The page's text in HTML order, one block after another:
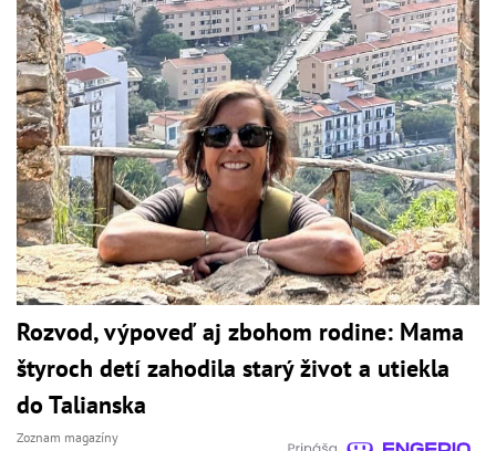
Rozvod, výpoveď aj zbohom rodine: Mama
štyroch detí zahodila starý život a utiekla
do Talianska
Zoznam magazíny